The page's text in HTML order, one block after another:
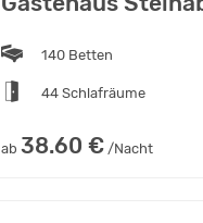
140 Betten
44 Schlafräume
ab 38.60 € /Nacht